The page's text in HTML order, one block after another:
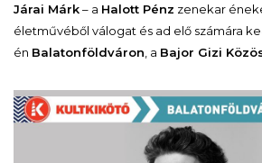
Járai Márk– a Halott Pénz zenekar
életművéből válogat és ad elő számára
én Balatonföldváron , a Bajor Gizi